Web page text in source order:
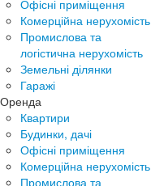
Офісні приміщення
Комерційна нерухомість
Промислова та
логістична нерухомість
Земельні ділянки
Гаражі
Оренда
Квартири
Будинки, дачі
Офісні приміщення
Комерційна нерухомість
Промислова та